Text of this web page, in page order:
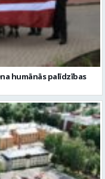
humānās palīdzības